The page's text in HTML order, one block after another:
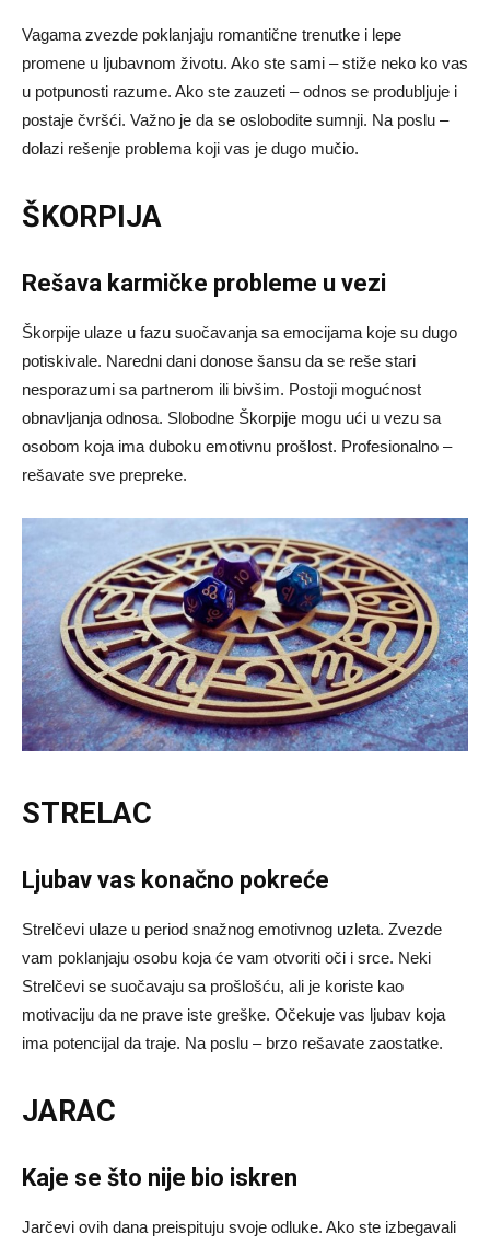
Vagama zvezde poklanjaju romantične trenutke i lepe
promene u ljubavnom životu. Ako ste sami – stiže neko ko vas
u potpunosti razume. Ako ste zauzeti – odnos se produbljuje i
postaje čvršći. Važno je da se oslobodite sumnji. Na poslu –
dolazi rešenje problema koji vas je dugo mučio.
ŠKORPIJA
Rešava karmičke probleme u vezi
Škorpije ulaze u fazu suočavanja sa emocijama koje su dugo
potiskivale. Naredni dani donose šansu da se reše stari
nesporazumi sa partnerom ili bivšim. Postoji mogućnost
obnavljanja odnosa. Slobodne Škorpije mogu ući u vezu sa
osobom koja ima duboku emotivnu prošlost. Profesionalno –
rešavate sve prepreke.
STRELAC
Ljubav vas konačno pokreće
Strelčevi ulaze u period snažnog emotivnog uzleta. Zvezde
vam poklanjaju osobu koja će vam otvoriti oči i srce. Neki
Strelčevi se suočavaju sa prošlošću, ali je koriste kao
motivaciju da ne prave iste greške. Očekuje vas ljubav koja
ima potencijal da traje. Na poslu – brzo rešavate zaostatke.
JARAC
Kaje se što nije bio iskren
Jarčevi ovih dana preispituju svoje odluke. Ako ste izbegavali